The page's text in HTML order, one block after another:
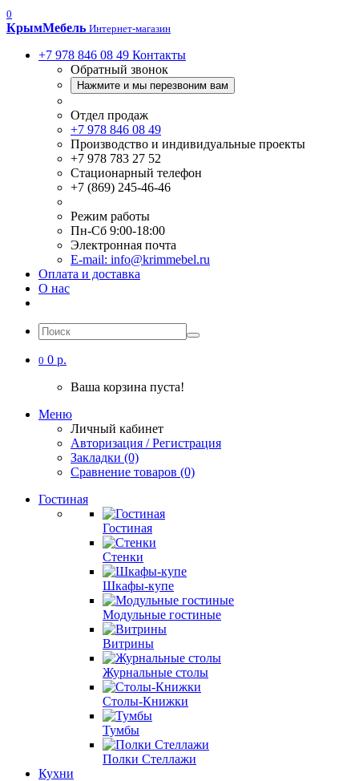
0
КрымМебель Интернет-магазин
+7 978 846 08 49 Контакты
Обратный звонок
Нажмите и мы перезвоним вам
Отдел продаж
+7 978 846 08 49
Производство и индивидуальные проекты
+7 978 783 27 52
Стационарный телефон
+7 (869) 245-46-46
Режим работы
Пн-Сб 9:00-18:00
Электронная почта
E-mail: info@krimmebel.ru
Оплата и доставка
О нас
0 0 р.
Ваша корзина пуста!
Меню
Личный кабинет
Авторизация / Регистрация
Закладки (0)
Сравнение товаров (0)
Гостиная
Гостиная
Стенки
Шкафы-купе
Модульные гостиные
Витрины
Журнальные столы
Столы-Книжки
Тумбы
Полки Стеллажи
Кухни